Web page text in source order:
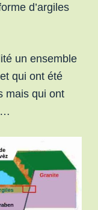
d’argiles
un ensemble
qui ont été
mais qui ont